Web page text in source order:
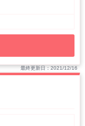
最終更新日：2021/12/16